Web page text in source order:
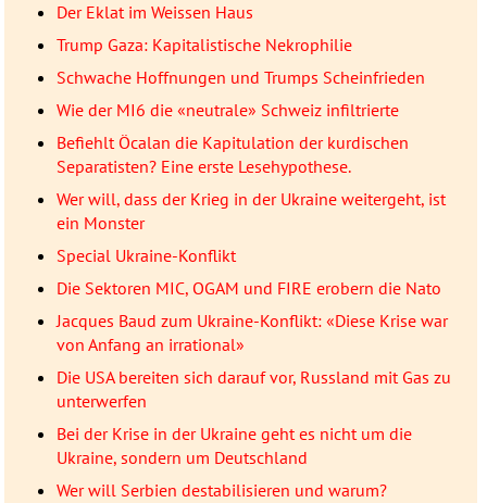
Der Eklat im Weissen Haus
Trump Gaza: Kapitalistische Nekrophilie
Schwache Hoffnungen und Trumps Scheinfrieden
Wie der MI6 die «neutrale» Schweiz infiltrierte
Befiehlt Öcalan die Kapitulation der kurdischen
Separatisten? Eine erste Lesehypothese.
Wer will, dass der Krieg in der Ukraine weitergeht, ist
ein Monster
Special Ukraine-Konflikt
Die Sektoren MIC, OGAM und FIRE erobern die Nato
Jacques Baud zum Ukraine-Konflikt: «Diese Krise war
von Anfang an irrational»
Die USA bereiten sich darauf vor, Russland mit Gas zu
unterwerfen
Bei der Krise in der Ukraine geht es nicht um die
Ukraine, sondern um Deutschland
Wer will Serbien destabilisieren und warum?